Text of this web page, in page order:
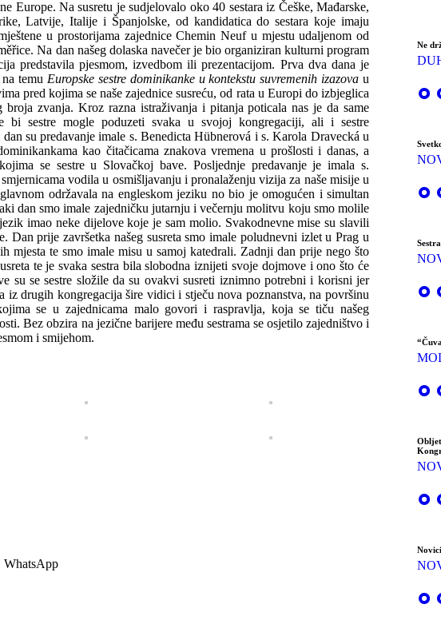
Europe. Na susretu je sudjelovalo oko 40 sestara iz Češke, Mađarske,
Latvije, Italije i Španjolske, od kandidatica do sestara koje imaju
u prostorijama zajednice Chemin Neuf u mjestu udaljenom od
Na dan našeg dolaska navečer je bio organiziran kulturni program
predstavila pjesmom, izvedbom ili prezentacijom. Prva dva dana je
temu Europske sestre dominikanke u kontekstu suvremenih izazova u
pred kojima se naše zajednice susreću, od rata u Europi do izbjeglica
zvanja. Kroz razna istraživanja i pitanja poticala nas je da same
bi sestre mogle poduzeti svaka u svojoj kongregaciji, ali i sestre
su predavanje imale s. Benedicta Hübnerová i s. Karola Dravecká u
kao čitačicama znakova vremena u prošlosti i danas, a
se sestre u Slovačkoj bave. Posljednje predavanje je imala s.
vodila u osmišljavanju i pronalaženju vizija za naše misije u
održavala na engleskom jeziku no bio je omogućen i simultan
dan smo imale zajedničku jutarnju i večernju molitvu koju smo molile
imao neke dijelove koje je sam molio. Svakodnevne mise su slavili
Dan prije završetka našeg susreta smo imale poludnevni izlet u Prag u
mjesta te smo imale misu u samoj katedrali. Zadnji dan prije nego što
te je svaka sestra bila slobodna iznijeti svoje dojmove i ono što će
su se sestre složile da su ovakvi susreti iznimno potrebni i korisni jer
iz drugih kongregacija šire vidici i stječu nova poznanstva, na površinu
se u zajednicama malo govori i raspravlja, koja se tiču našeg
Bez obzira na jezične barijere među sestrama se osjetilo zajedništvo i
i smijehom.
WhatsApp
Ne